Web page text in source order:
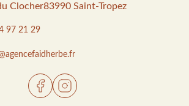
Clocher83990 Saint-Tropez
97 21 29